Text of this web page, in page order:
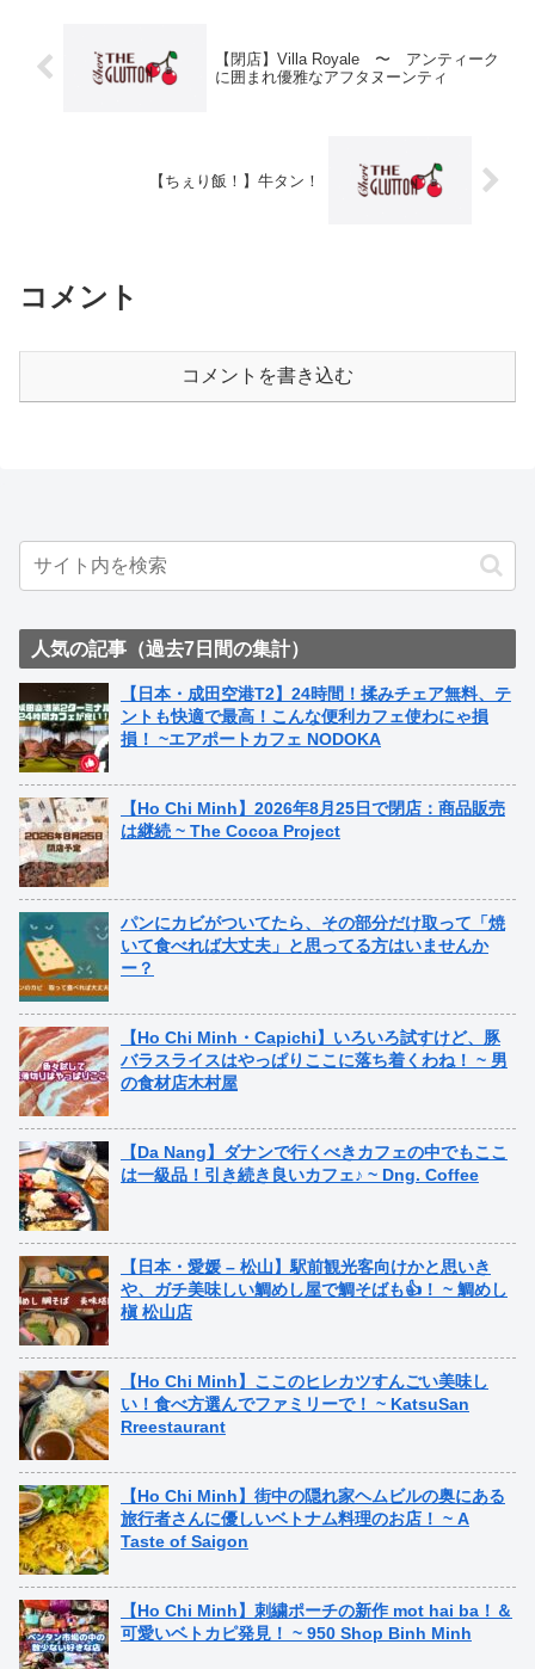
【閉店】Villa Royale 〜 アンティーク
に囲まれ優雅なアフタヌーンティ
【ちぇり飯！】牛タン！
コメント
コメントを書き込む
人気の記事（過去7日間の集計）
【日本・成田空港T2】24時間！揉みチェア無料、テ
ントも快適で最高！こんな便利カフェ使わにゃ損
損！ ~エアポートカフェ NODOKA
【Ho Chi Minh】2026年8月25日で閉店：商品販売
は継続 ~ The Cocoa Project
パンにカビがついてたら、その部分だけ取って「焼
いて食べれば大丈夫」と思ってる方はいませんか
ー？
【Ho Chi Minh・Capichi】いろいろ試すけど、豚
バラスライスはやっぱりここに落ち着くわね！ ~ 男
の食材店木村屋
【Da Nang】ダナンで行くべきカフェの中でもここ
は一級品！引き続き良いカフェ♪ ~ Dng. Coffee
【日本・愛媛 – 松山】駅前観光客向けかと思いき
や、ガチ美味しい鯛めし屋で鯛そばも👍！ ~ 鯛めし
槇 松山店
【Ho Chi Minh】ここのヒレカツすんごい美味し
い！食べ方選んでファミリーで！ ~ KatsuSan
Rreestaurant
【Ho Chi Minh】街中の隠れ家ヘムビルの奥にある
旅行者さんに優しいベトナム料理のお店！ ~ A
Taste of Saigon
【Ho Chi Minh】刺繍ポーチの新作 mot hai ba！＆
可愛いベトカピ発見！ ~ 950 Shop Binh Minh